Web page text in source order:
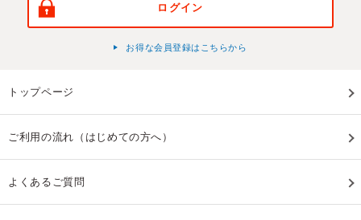
ログイン
お得な会員登録はこちらから
トップページ
ご利用の流れ（はじめての方へ）
よくあるご質問